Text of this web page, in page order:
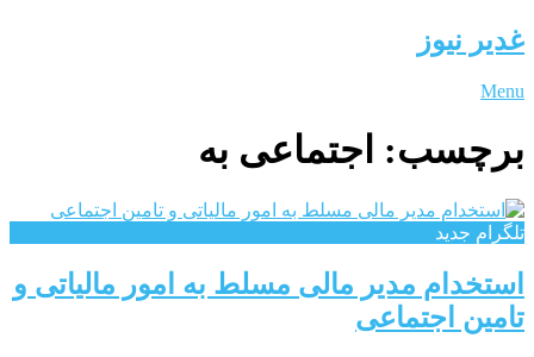
غدیر نیوز
Menu
برچسب: اجتماعی به
تلگرام جدید
استخدام مدیر مالی مسلط به امور مالیاتی و
تامین اجتماعی